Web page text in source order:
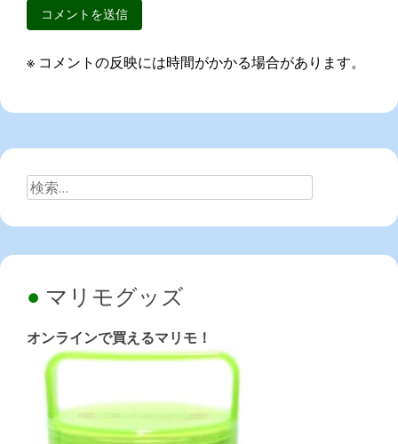
※ コメントの反映には時間がかかる場合があります。
検
索:
マリモグッズ
オンラインで買えるマリモ！